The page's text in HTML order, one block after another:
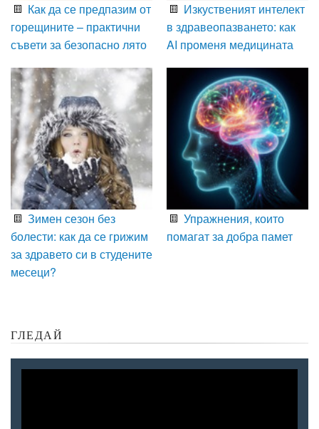
Как да се предпазим от
горещините – практични
съвети за безопасно лято
Изкуственият интелект
в здравеопазването: как
AI променя медицината
Зимен сезон без
болести: как да се грижим
за здравето си в студените
месеци?
Упражнения, които
помагат за добра памет
ГЛЕДАЙ